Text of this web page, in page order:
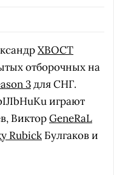
XBOCT
отборочных на
3для СНГ.
играют
ВикторGeneRaL
Rubick Булгаков и